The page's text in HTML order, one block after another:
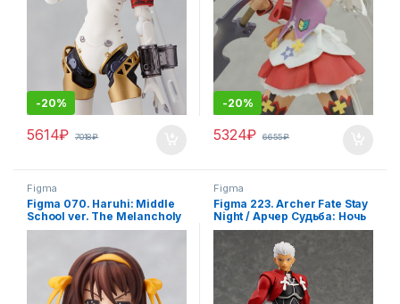
-20%
5614₽ 7018₽
-20%
5324₽ 6655₽
Figma
Figma 070. Haruhi: Middle
School ver. The Melancholy
of Haruhi Suzumiya /
Судзумии фигурка
Figma
Figma 223. Archer Fate Stay
Night / Арчер Судьба: Ночь
схватки фигурка